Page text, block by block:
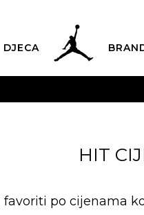
DJECA
NAZOVITE NAS: 01 8000
HIT
favoriti po cijenama